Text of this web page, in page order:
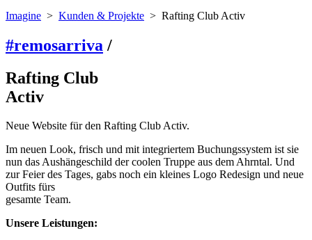
Imagine > Kunden & Projekte > Rafting Club Activ
#remosarriva /
Rafting Club
Activ
Neue Website für den Rafting Club Activ.
Im neuen Look, frisch und mit integriertem Buchungssystem ist sie
nun das Aushängeschild der coolen Truppe aus dem Ahrntal. Und
zur Feier des Tages, gabs noch ein kleines Logo Redesign und neue
Outfits fürs
gesamte Team.
Unsere Leistungen: